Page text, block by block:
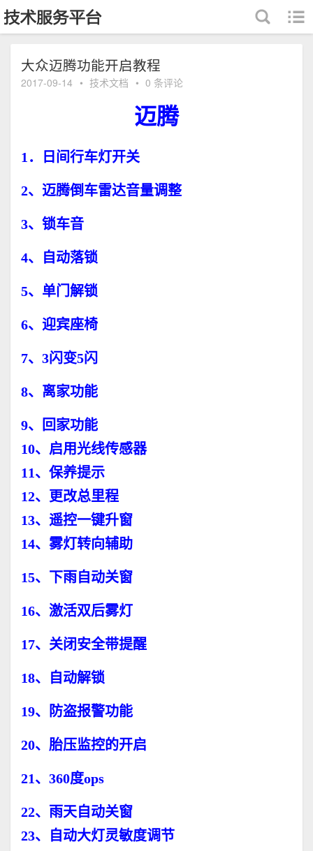
大众迈腾功能开启教程
2017-09-14 • 技术文档 • 0 条评论
迈腾
1．日间行车灯开关
2、迈腾倒车雷达音量调整
3、锁车音
4、自动落锁
5、单门解锁
6、迎宾座椅
7、3闪变5闪
8、离家功能
9、回家功能
10、启用光线传感器
11、保养提示
12、更改总里程
13、遥控一键升窗
14、雾灯转向辅助
15、下雨自动关窗
16、激活双后雾灯
17、关闭安全带提醒
18、自动解锁
19、防盗报警功能
20、胎压监控的开启
21、360度ops
22、雨天自动关窗
23、自动大灯灵敏度调节